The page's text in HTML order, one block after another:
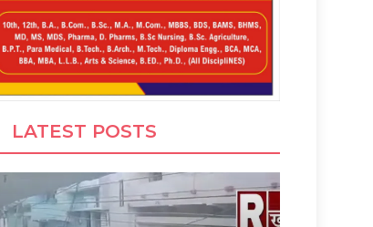
LATEST POSTS